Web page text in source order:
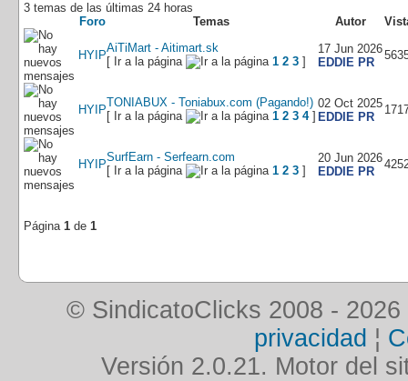
3 temas de las últimas 24 horas
Foro
Temas Autor
HYIP
AiTiMart - Aitimart.sk
[ Ir a la página
1 2 3 ]
17 Jun 2026
EDDIE PR
HYIP
TONIABUX - Toniabux.com (Pagando!)
[ Ir a la página
1 2 3 4]
02 Oct 2025
EDDIE PR
HYIP
SurfEarn - Serfearn.com
[ Ir a la página
1 2 3 ]
20 Jun 2026
EDDIE PR
Página 1 de 1
© SindicatoClicks 2008 - 2026
privacidad ¦
Versión 2.0.21. Motor del